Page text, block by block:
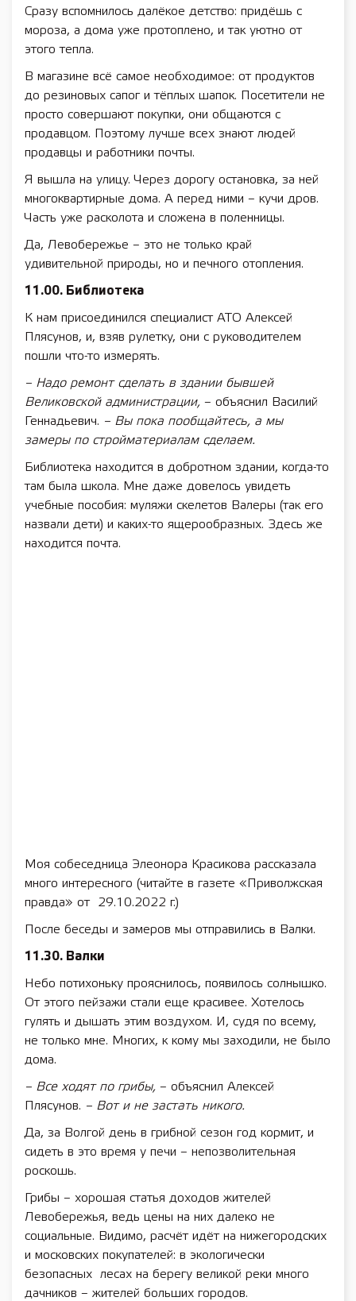
Сразу вспомнилось далёкое детство: придёшь с
мороза, а дома уже протоплено, и так уютно от
этого тепла.
В магазине всё самое необходимое: от продуктов
до резиновых сапог и тёплых шапок. Посетители не
просто совершают покупки, они общаются с
продавцом. Поэтому лучше всех знают людей
продавцы и работники почты.
Я вышла на улицу. Через дорогу остановка, за ней
многоквартирные дома. А перед ними – кучи дров.
Часть уже расколота и сложена в поленницы.
Да, Левобережье – это не только край
удивительной природы, но и печного отопления.
11.00. Библиотека
К нам присоединился специалист АТО Алексей
Плясунов, и, взяв рулетку, они с руководителем
пошли что-то измерять.
– Надо ремонт сделать в здании бывшей
Великовской администрации, – объяснил Василий
Геннадьевич. – Вы пока пообщайтесь, а мы
замеры по стройматериалам сделаем.
Библиотека находится в добротном здании, когда-то
там была школа. Мне даже довелось увидеть
учебные пособия: муляжи скелетов Валеры (так его
назвали дети) и каких-то ящерообразных. Здесь же
находится почта.
Моя собеседница Элеонора Красикова рассказала
много интересного (читайте в газете «Приволжская
правда» от 29.10.2022 г.)
После беседы и замеров мы отправились в Валки.
11.30. Валки
Небо потихоньку прояснилось, появилось солнышко.
От этого пейзажи стали еще красивее. Хотелось
гулять и дышать этим воздухом. И, судя по всему,
не только мне. Многих, к кому мы заходили, не было
дома.
– Все ходят по грибы, – объяснил Алексей
Плясунов. – Вот и не застать никого.
Да, за Волгой день в грибной сезон год кормит, и
сидеть в это время у печи – непозволительная
роскошь.
Грибы – хорошая статья доходов жителей
Левобережья, ведь цены на них далеко не
социальные. Видимо, расчёт идёт на нижегородских
и московских покупателей: в экологически
безопасных лесах на берегу великой реки много
дачников – жителей больших городов.